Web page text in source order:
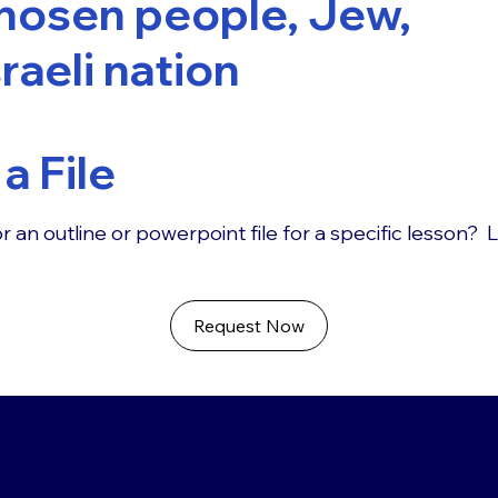
people, Jew,
nation
File
an outline or powerpoint file for a specific lesson?
Request Now